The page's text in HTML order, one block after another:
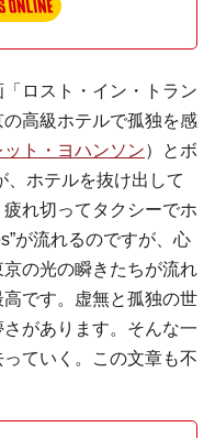
ロスト・イン・トラン
高級ホテルで孤独を感
ット・ヨハンソン）とボ
、ホテルを抜け出して
れ切ってタクシーでホ
が流れるのですが、心
の光の瞬きたちが流れ
です。虚無と孤独の世
があります。そんな一
ていく。この文章も不